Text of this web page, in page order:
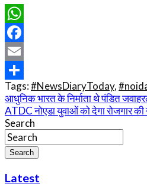
WhatsApp
Facebook
Email
Share
Tags:#NewsDiaryToday,
Post
navigation
आधुनिक भारत के निर्माता थे पंडित
ATDC नोएडा युवाओं को देगा रोजगार
Search
Search
Latest